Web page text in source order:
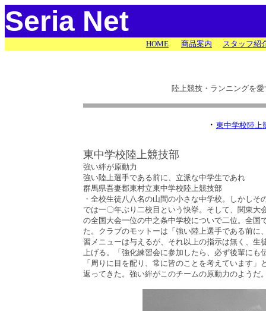
Seria Net
HOME 商品案内 スタッフ紹
陸上競技・ランニングを
・ 東中学校陸上
東中学校陸上競技部
強い絆が原動力
強い陸上選手である前に、立派な中学生であれ
群馬県吾妻郡東村立東中学校陸上競技部
・全校生徒八八名の山間の小さな中学校。しかし
では一〇年ぶり二校目という快挙。そして、関東
の全国大会一位の中之条中学校についで二位。全
た。クラブのモットーは「強い陸上選手である前
習メニューは与えるが、それ以上の指示は無く、
上げる。「強化練習会に参加したら、必ず後輩に
「周りに目を配り、常に皆のことを考えています
返ってきた。強い絆がこのチームの原動力のようだ